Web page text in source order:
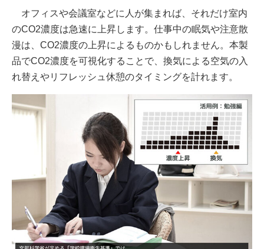
オフィスや会議室などに人が集まれば、それだけ室内
のCO2濃度は急速に上昇します。仕事中の眠気や注意散
漫は、CO2濃度の上昇によるものかもしれません。本製
品でCO2濃度を可視化することで、換気による空気の入
れ替えやリフレッシュ休憩のタイミングを計れます。